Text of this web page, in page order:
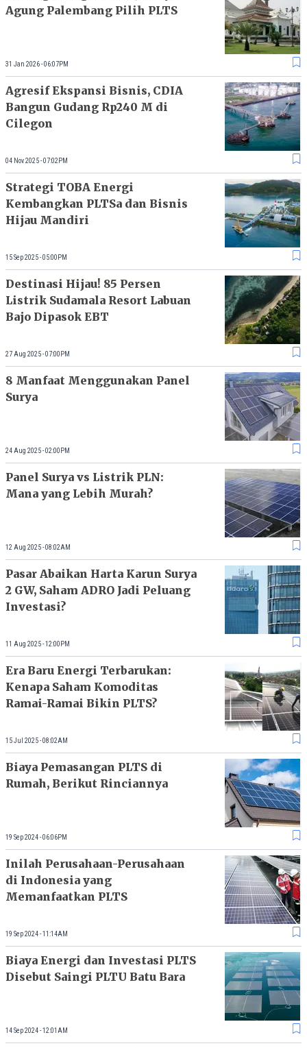
Agung Palembang Pilih PLTS
31 Jan 2026 - 06:07PM
Agresif Ekspansi Bisnis, CDIA
Bangun Gudang Rp240 M di
Cilegon
04 Nov 2025 - 07:02PM
Strategi TOBA Energi
Kembangkan PLTSa dan Bisnis
Hijau Mandiri
15 Sep 2025 - 05:00PM
Destinasi Hijau! 85 Persen
Listrik Sudamala Resort Labuan
Bajo Dipasok EBT
27 Aug 2025 - 07:00PM
8 Manfaat Menggunakan Panel
Surya
24 Aug 2025 - 02:00PM
Panel Surya vs Listrik PLN:
Mana yang Lebih Murah?
12 Aug 2025 - 08:02AM
Pasar Abaikan Harta Karun Surya
2 GW, Saham ADRO Jadi Peluang
Investasi?
11 Aug 2025 - 12:00PM
Era Baru Energi Terbarukan:
Kenapa Saham Komoditas
Ramai-Ramai Bikin PLTS?
15 Jul 2025 - 08:02AM
Biaya Pemasangan PLTS di
Rumah, Berikut Rinciannya
19 Sep 2024 - 06:06PM
Inilah Perusahaan-Perusahaan
di Indonesia yang
Memanfaatkan PLTS
19 Sep 2024 - 11:14AM
Biaya Energi dan Investasi PLTS
Disebut Saingi PLTU Batu Bara
14 Sep 2024 - 12:01AM